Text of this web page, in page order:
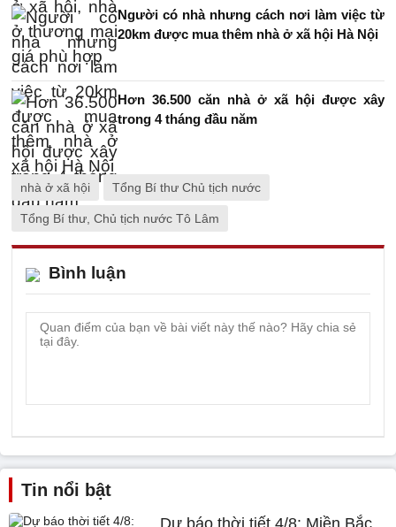
Người có nhà nhưng cách nơi làm việc từ
20km được mua thêm nhà ở xã hội Hà Nội
Hơn 36.500 căn nhà ở xã hội được xây
trong 4 tháng đầu năm
nhà ở xã hội Tổng Bí thư Chủ tịch nước
Tổng Bí thư, Chủ tịch nước Tô Lâm
Bình luận
Tin nổi bật
Dự báo thời tiết 4/8: Miền Bắc